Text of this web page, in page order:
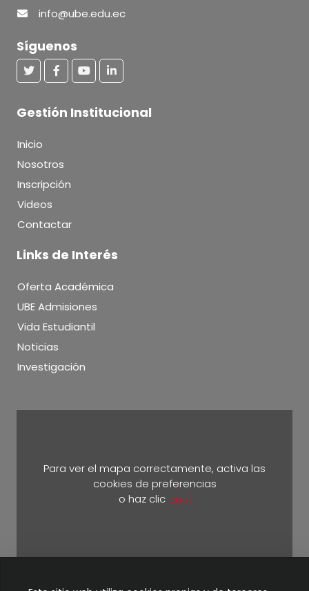
info@ube.edu.ec
Síguenos
Gestión Institucional
Inicio
Nosotros
Inscripción
Videos
Contactar
Links de Interés
Oferta Académica
UBE Admisiones
Vida Estudiantil
Noticias
Investigación
Para ver el mapa correctamente, activa las
cookies de preferencias
o haz clic aquí